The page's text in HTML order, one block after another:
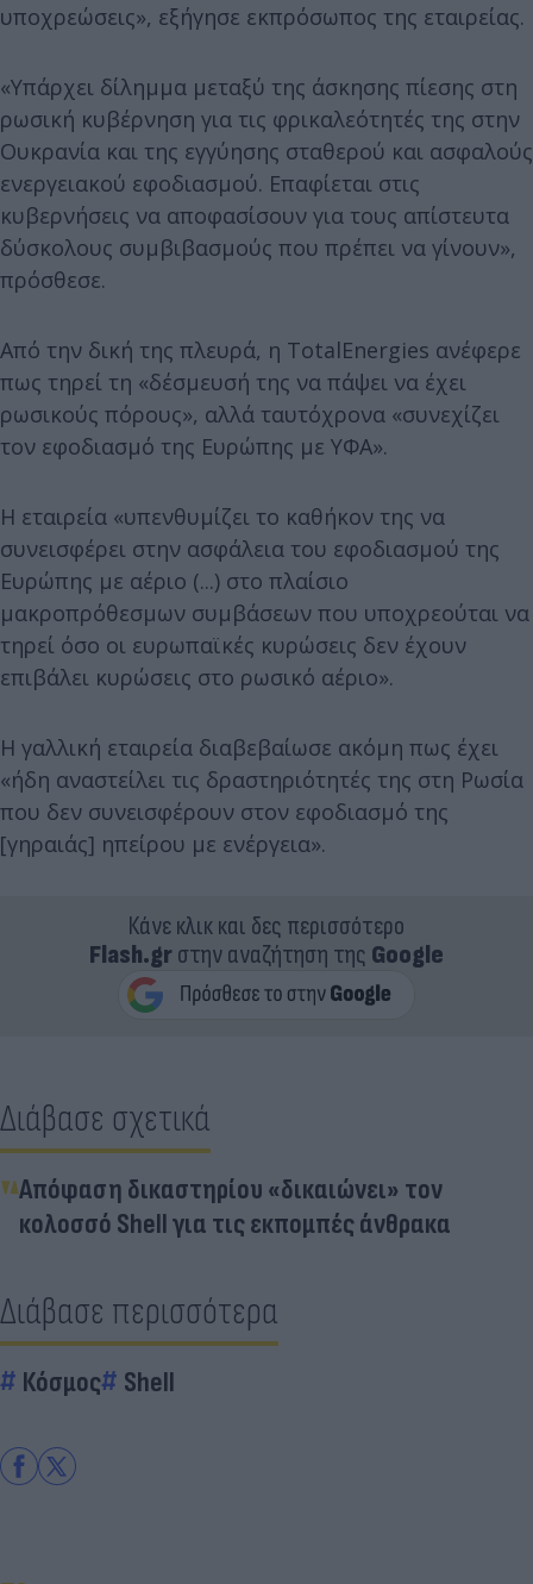
υποχρεώσεις», εξήγησε εκπρόσωπος της εταιρείας.
«Υπάρχει δίλημμα μεταξύ της άσκησης πίεσης στη
ρωσική κυβέρνηση για τις φρικαλεότητές της στην
Ουκρανία και της εγγύησης σταθερού και ασφαλούς
ενεργειακού εφοδιασμού. Επαφίεται στις
κυβερνήσεις να αποφασίσουν για τους απίστευτα
δύσκολους συμβιβασμούς που πρέπει να γίνουν»,
πρόσθεσε.
Από την δική της πλευρά, η TotalEnergies ανέφερε
πως τηρεί τη «δέσμευσή της να πάψει να έχει
ρωσικούς πόρους», αλλά ταυτόχρονα «συνεχίζει
τον εφοδιασμό της Ευρώπης με ΥΦΑ».
Η εταιρεία «υπενθυμίζει το καθήκον της να
συνεισφέρει στην ασφάλεια του εφοδιασμού της
Ευρώπης με αέριο (...) στο πλαίσιο
μακροπρόθεσμων συμβάσεων που υποχρεούται να
τηρεί όσο οι ευρωπαϊκές κυρώσεις δεν έχουν
επιβάλει κυρώσεις στο ρωσικό αέριο».
Η γαλλική εταιρεία διαβεβαίωσε ακόμη πως έχει
«ήδη αναστείλει τις δραστηριότητές της στη Ρωσία
που δεν συνεισφέρουν στον εφοδιασμό της
[γηραιάς] ηπείρου με ενέργεια».
Κάνε κλικ και δες περισσότερο
Flash.grστην αναζήτηση της Google
Διάβασε σχετικά
Απόφαση δικαστηρίου «δικαιώνει» τον
κολοσσό Shell για τις εκπομπές άνθρακα
Διάβασε περισσότερα
Κόσμος Shell